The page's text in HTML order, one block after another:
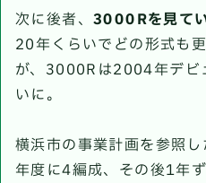
次に後者、3000Rを見て
20年くらいでどの形式も
が、3000Rは2004年デビ
いに。
横浜市の事業計画を参照
年度に4編成、その後1年